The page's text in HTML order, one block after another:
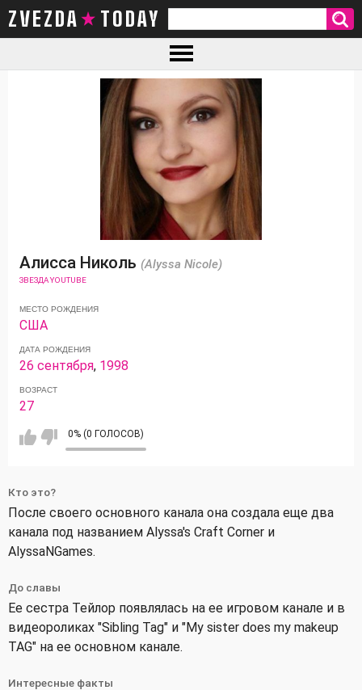
ZVEZDA TODAY
Алисса Николь (Alyssa Nicole)
ЗВЕЗДА YOUTUBE
МЕСТО РОЖДЕНИЯ
США
ДАТА РОЖДЕНИЯ
26 сентября, 1998
ВОЗРАСТ
27
0% (0 ГОЛОСОВ)
Кто это?
После своего основного канала она создала еще два
канала под названием Alyssa's Craft Corner и
AlyssaNGames.
До славы
Ее сестра Тейлор появлялась на ее игровом канале и в
видеороликах "Sibling Tag" и "My sister does my makeup
TAG" на ее основном канале.
Интересные факты